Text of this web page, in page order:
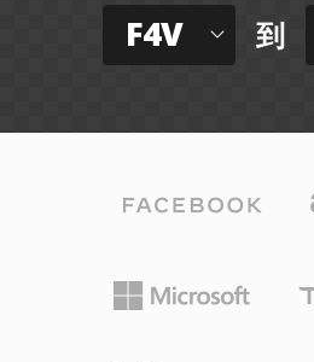
F4V 到